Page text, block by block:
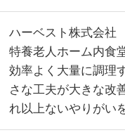
ハーベスト株式会
特養老人ホーム内食
効率よく大量に調理
さな工夫が大きな改
れ以上ないやりがい